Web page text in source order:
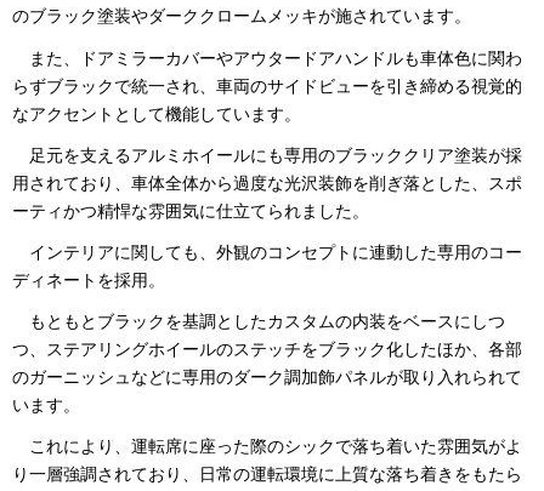
のブラック塗装やダーククロームメッキが施されています。
また、ドアミラーカバーやアウタードアハンドルも車体色に関わ
らずブラックで統一され、車両のサイドビューを引き締める視覚的
なアクセントとして機能しています。
足元を支えるアルミホイールにも専用のブラッククリア塗装が採
用されており、車体全体から過度な光沢装飾を削ぎ落とした、スポ
ーティかつ精悍な雰囲気に仕立てられました。
インテリアに関しても、外観のコンセプトに連動した専用のコー
ディネートを採用。
もともとブラックを基調としたカスタムの内装をベースにしつ
つ、ステアリングホイールのステッチをブラック化したほか、各部
のガーニッシュなどに専用のダーク調加飾パネルが取り入れられて
います。
これにより、運転席に座った際のシックで落ち着いた雰囲気がよ
り一層強調されており、日常の運転環境に上質な落ち着きをもたら